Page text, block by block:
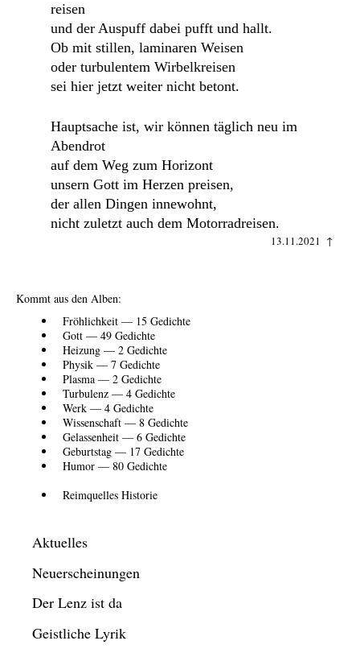
reisen
und der Auspuff dabei pufft und hallt.
Ob mit stillen, laminaren Weisen
oder turbulentem Wirbelkreisen
sei hier jetzt weiter nicht betont.
Hauptsache ist, wir können täglich neu im
Abendrot
auf dem Weg zum Horizont
unsern Gott im Herzen preisen,
der allen Dingen innewohnt,
nicht zuletzt auch dem Motorradreisen.
13.11.2021 ↑
Kommt aus den Alben:
Fröhlichkeit — 15 Gedichte
Gott — 49 Gedichte
Heizung — 2 Gedichte
Physik — 7 Gedichte
Plasma — 2 Gedichte
Turbulenz — 4 Gedichte
Werk — 4 Gedichte
Wissenschaft — 8 Gedichte
Gelassenheit — 6 Gedichte
Geburtstag — 17 Gedichte
Humor — 80 Gedichte
Reimquelles Historie
Aktuelles
Neuerscheinungen
Der Lenz ist da
Geistliche Lyrik